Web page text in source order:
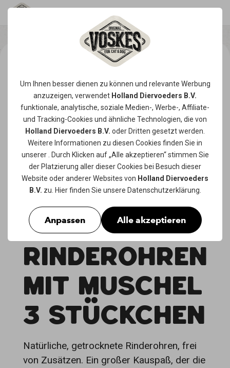
Um Ihnen besser dienen zu können und relevante Werbung
anzuzeigen, verwendet Holland Diervoeders B.V.
funktionale, analytische, soziale Medien-, Werbe-, Affiliate-
und Tracking-Cookies und ähnliche Technologien, die von
Holland Diervoeders B.V. oder Dritten gesetzt werden.
Weitere Informationen zu diesen Cookies finden Sie in
unserer
. Durch Klicken auf „Alle akzeptieren“ stimmen Sie
der Platzierung aller dieser Cookies bei Besuch dieser
Website oder anderer Websites von Holland Diervoeders
B.V. zu. Hier finden Sie unsere Datenschutzerklärung
Anpassen Alle akzeptieren
RINDEROHREN
MIT MUSCHEL
3 STÜCKCHEN
Natürliche, getrocknete Rinderohren, frei
von Zusätzen. Ein großer Kauspaß, der die